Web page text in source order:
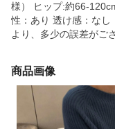
様） ヒップ:約66-
性：あり 透け感：な
より、多少の誤差がご
商品画像